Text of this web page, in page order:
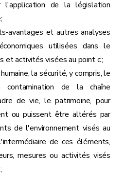
de la législation
avantages et autres analyses
utilisées dans le
et activités visées au point c.;
la sécurité, y compris, le
contamination de la chaîne
de vie, le patrimoine, pour
ou puissent être altérés par
de l'environnement visés au
de ces éléments,
mesures ou activités visés